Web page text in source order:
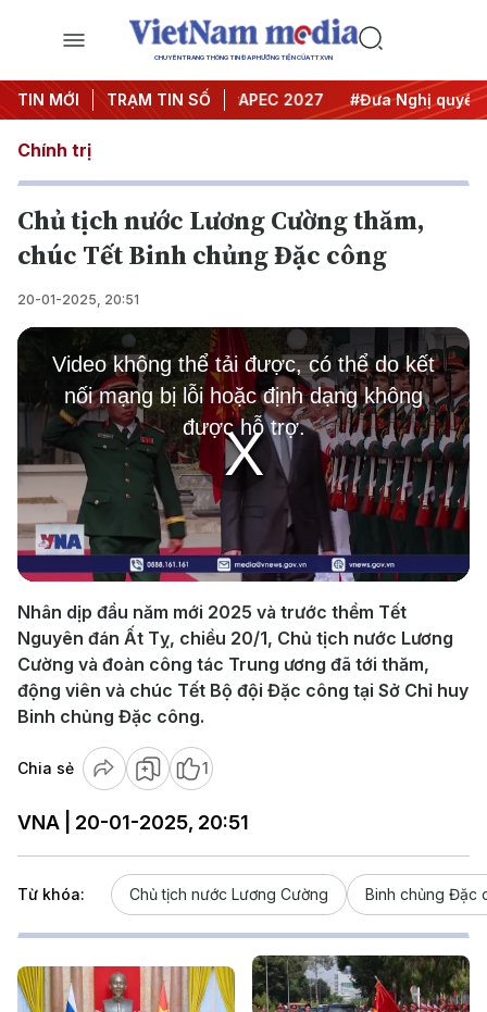
CHUYÊN TRANG THÔNG TIN ĐA PHƯƠNG TIỆN CỦA TTXVN
TIN MỚI TRẠM TIN SỐ
nghị Trung ương 3 #APEC 2027 #Đưa Nghị quyết
Chính trị
Chủ tịch nước Lương Cường thăm,
chúc Tết Binh chủng Đặc công
20-01-2025, 20:51
Play
Video
This
modal
window.
Video không thể tải được, có thể do kết
nối mạng bị lỗi hoặc định dạng không
được hỗ trợ.
Nhân dịp đầu năm mới 2025 và trước thềm Tết
Nguyên đán Ất Tỵ, chiều 20/1, Chủ tịch nước Lương
Cường và đoàn công tác Trung ương đã tới thăm,
động viên và chúc Tết Bộ đội Đặc công tại Sở Chỉ huy
Binh chủng Đặc công.
Chia sẻ 1
VNA | 20-01-2025, 20:51
Từ khóa: Chủ tịch nước Lương Cường Binh chủng Đặc